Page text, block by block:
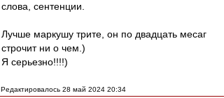
слова, сентенции.
Лучше маркушу трите, он по двадцать месаг
строчит ни о чем.)
Я серьезно!!!!)
Редактировалось 28 май 2024 20:34